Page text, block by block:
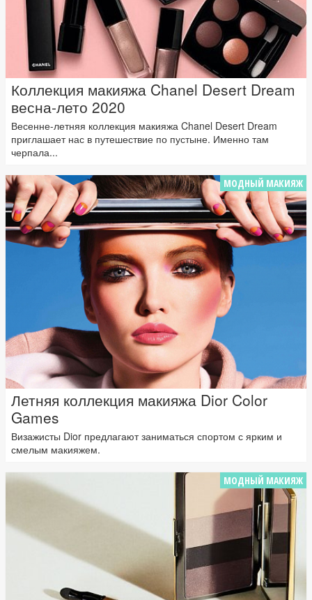
Коллекция макияжа Chanel Desert Dream
весна-лето 2020
Весенне-летняя коллекция макияжа Chanel Desert Dream
приглашает нас в путешествие по пустыне. Именно там
черпала...
МОДНЫЙ МАКИЯЖ
Летняя коллекция макияжа Dior Color
Games
Визажисты Dior предлагают заниматься спортом с ярким и
смелым макияжем.
МОДНЫЙ МАКИЯЖ